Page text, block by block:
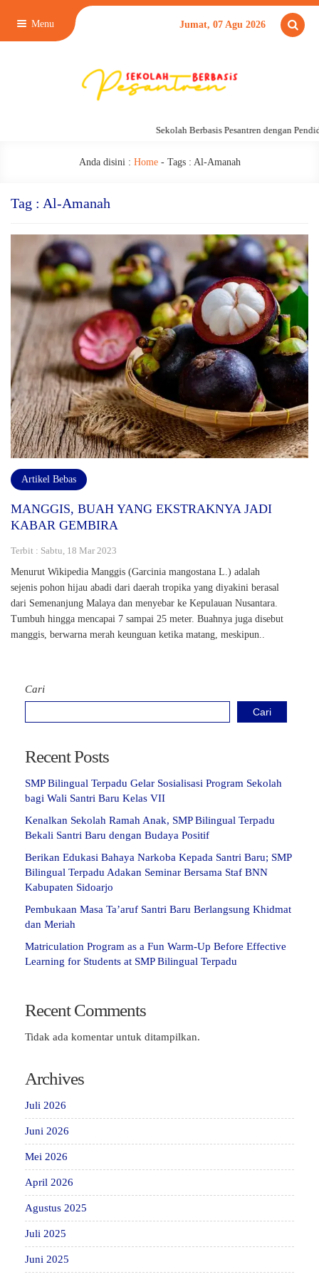
Menu Jumat, 07 Agu 2026
Sekolah Berbasis Pesantren dengan
Anda disini : Home- Tags : Al-Amanah
Tag : Al-Amanah
Artikel Bebas
MANGGIS, BUAH YANG EKSTRAKNYA JADI
KABAR GEMBIRA
Terbit : Sabtu, 18 Mar 2023
Menurut Wikipedia Manggis (Garcinia mangostana L.) adalah
sejenis pohon hijau abadi dari daerah tropika yang diyakini berasal
dari Semenanjung Malaya dan menyebar ke Kepulauan Nusantara.
Tumbuh hingga mencapai 7 sampai 25 meter. Buahnya juga disebut
manggis, berwarna merah keunguan ketika matang, meskipun..
Cari
Cari
Recent Posts
SMP Bilingual Terpadu Gelar Sosialisasi Program Sekolah
bagi Wali Santri Baru Kelas VII
Kenalkan Sekolah Ramah Anak, SMP Bilingual Terpadu
Bekali Santri Baru dengan Budaya Positif
Berikan Edukasi Bahaya Narkoba Kepada Santri Baru; SMP
Bilingual Terpadu Adakan Seminar Bersama Staf BNN
Kabupaten Sidoarjo
Pembukaan Masa Ta’aruf Santri Baru Berlangsung Khidmat
dan Meriah
Matriculation Program as a Fun Warm-Up Before Effective
Learning for Students at SMP Bilingual Terpadu
Recent Comments
Tidak ada komentar untuk ditampilkan.
Archives
Juli 2026
Juni 2026
Mei 2026
April 2026
Agustus 2025
Juli 2025
Juni 2025